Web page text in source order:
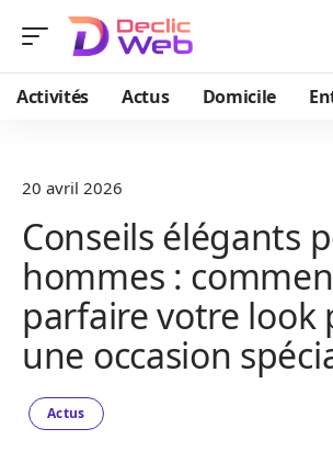
Activités Actus Domicile
20 avril 2026
Conseils élégants
hommes :
parfaire votre look
une occasion
Actus